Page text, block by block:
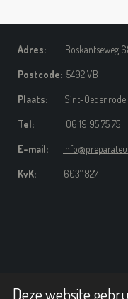
Deze website
Adres: Boskantseweg
Postcode: 5492 VB
Plaats: Sint-Oedenrode
Tel: 06 19 95 75 75
E-mail:
KvK: 60311827